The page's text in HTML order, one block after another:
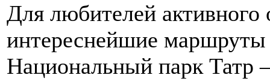
Для любителей активного
интереснейшие маршруты
Национальный парк Татр